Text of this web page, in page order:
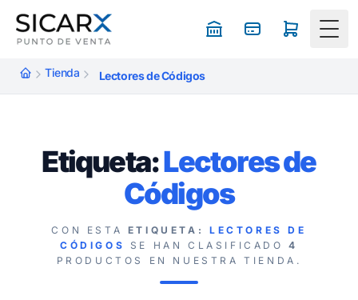
Tienda Lectores de Códigos
Etiqueta:Lectores de
Códigos
CON ESTA ETIQUETA:
LECTORES DE
CÓDIGOS
SE HAN CLASIFICADO4
PRODUCTOS EN NUESTRA TIENDA.